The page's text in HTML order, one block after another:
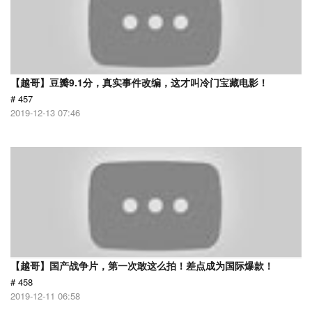
【越哥】豆瓣9.1分，真实事件改编，这才叫冷门宝藏电影！
# 457
2019-12-13 07:46
【越哥】国产战争片，第一次敢这么拍！差点成为国际爆款！
# 458
2019-12-11 06:58